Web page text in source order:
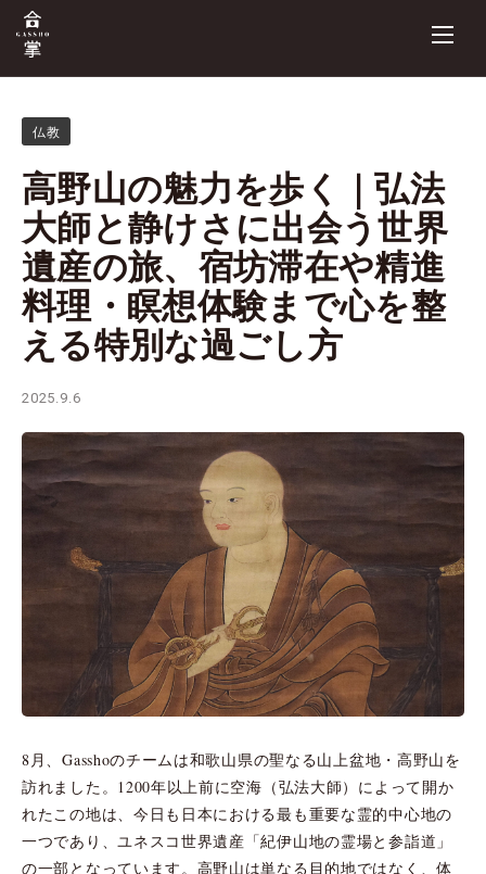
仏教
高野山の魅力を歩く｜弘法
大師と静けさに出会う世界
遺産の旅、宿坊滞在や精進
料理・瞑想体験まで心を整
える特別な過ごし方
2025.9.6
8月、Gasshoのチームは和歌山県の聖なる山上盆地・高野山を
訪れました。1200年以上前に空海（弘法大師）によって開か
れたこの地は、今日も日本における最も重要な霊的中心地の
一つであり、ユネスコ世界遺産「紀伊山地の霊場と参詣道」
の一部となっています。高野山は単なる目的地ではなく、体